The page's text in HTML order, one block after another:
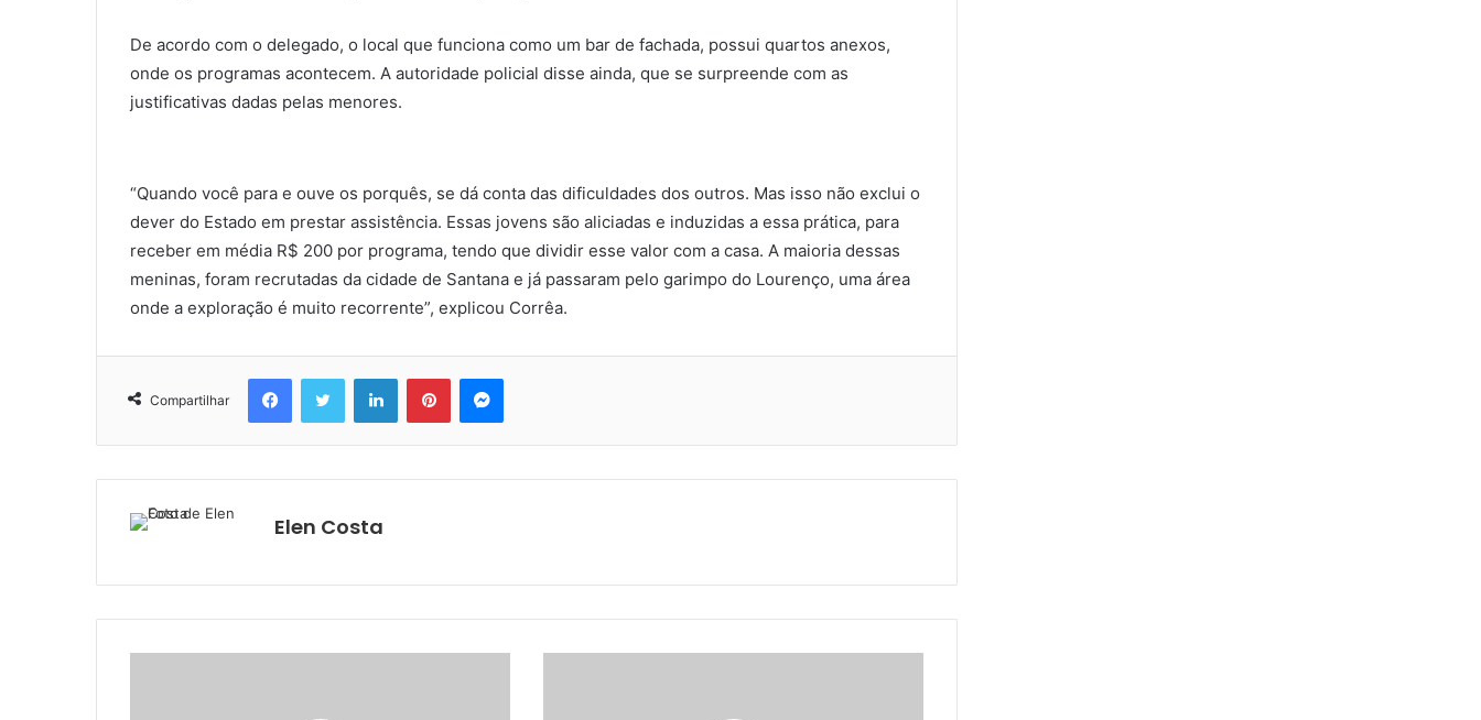
De acordo com o delegado, o local que funciona como um bar de fachada, possui quartos anexos,
onde os programas acontecem. A autoridade policial disse ainda, que se surpreende com as
justificativas dadas pelas menores.
“Quando você para e ouve os porquês, se dá conta das dificuldades dos outros. Mas isso não exclui o
dever do Estado em prestar assistência. Essas jovens são aliciadas e induzidas a essa prática, para
receber em média R$ 200 por programa, tendo que dividir esse valor com a casa. A maioria dessas
meninas, foram recrutadas da cidade de Santana e já passaram pelo garimpo do Lourenço, uma área
onde a exploração é muito recorrente”, explicou Corrêa.
Compartilhar
FacebookTwitter LinkedinPinterestMessenger
Elen Costa